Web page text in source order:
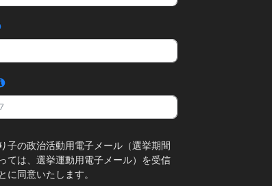
子の政治活動用電子メール（選挙期間
ては、選挙運動用電子メール）を受信
に同意いたします。